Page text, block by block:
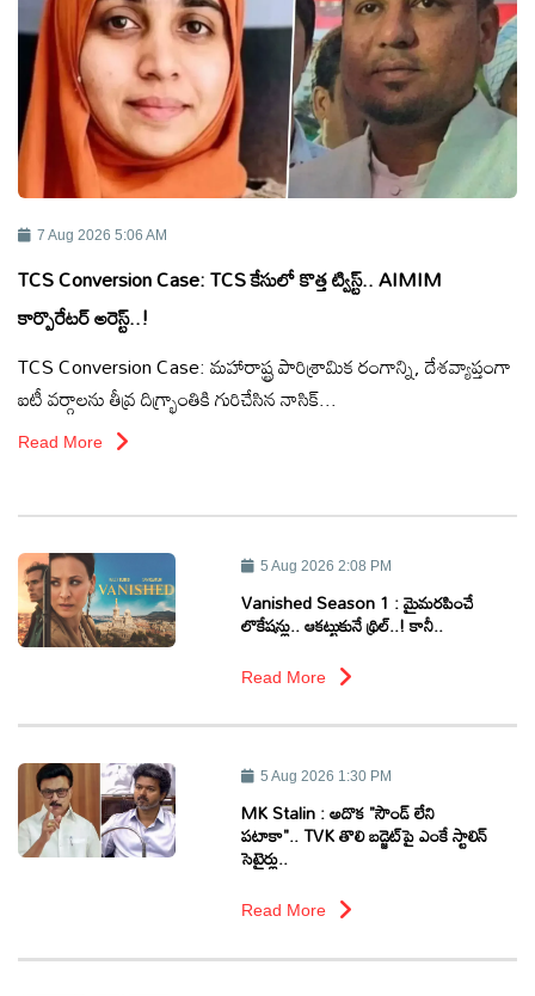
కెరీర్ &
ఉద్యోగాలు
లైవ్
టీవి
వ్యవసాయం
ఓటీటీ
వీడియోలు
ఆటోమొబైల్
క్రైమ్
ఆధ్యాత్మికం
బ్రాండ్
స్పాట్‌లైట్
ప్రెస్
రిలీజ్
7 Aug 2026 5:06 AM
TCS Conversion Case: TCS కేసులో కొత్త ట్విస్ట్.. AIMIM
కార్పొరేటర్ అరెస్ట్..!
TCS Conversion Case: మహారాష్ట్ర పారిశ్రామిక రంగాన్ని, దేశవ్యాప్తంగా
ఐటీ వర్గాలను తీవ్ర దిగ్భ్రాంతికి గురిచేసిన నాసిక్...
Read More
5 Aug 2026 2:08 PM
Vanished Season 1 : మైమరపించే
లొకేషన్లు.. ఆకట్టుకునే థ్రిల్..! కానీ..
Read More
5 Aug 2026 1:30 PM
MK Stalin : అదొక "సౌండ్ లేని
పటాకా".. TVK తొలి బడ్జెట్‌పై ఎంకే స్టాలిన్
సెటైర్లు..
Read More